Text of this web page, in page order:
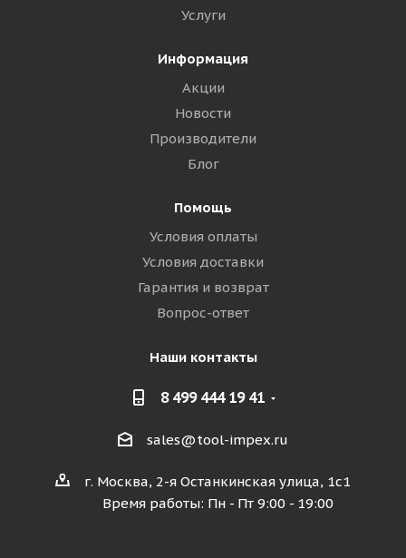
Услуги
Информация
Акции
Новости
Производители
Блог
Помощь
Условия оплаты
Условия доставки
Гарантия и возврат
Вопрос-ответ
Наши контакты
8 499 444 19 41
sales@tool-impex.ru
г. Москва, 2-я Останкинская улица, 1с1
Время работы: Пн - Пт 9:00 - 19:00